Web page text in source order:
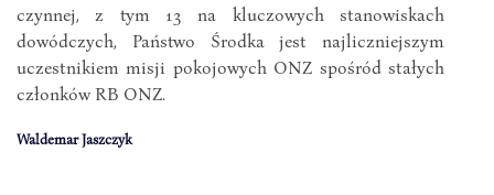
czynnej, z tym 13 na kluczowych stanowiskach
dowódczych, Państwo Środka jest najliczniejszym
uczestnikiem misji pokojowych ONZ spośród stałych
członków RB ONZ.
Waldemar Jaszczyk